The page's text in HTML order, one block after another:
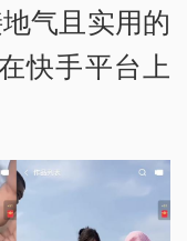
气且实用的
快手平台上